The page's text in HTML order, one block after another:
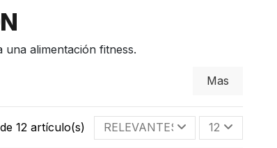
alimentación fitness.
Mas
12 artículo(s) RELEVANTES 12